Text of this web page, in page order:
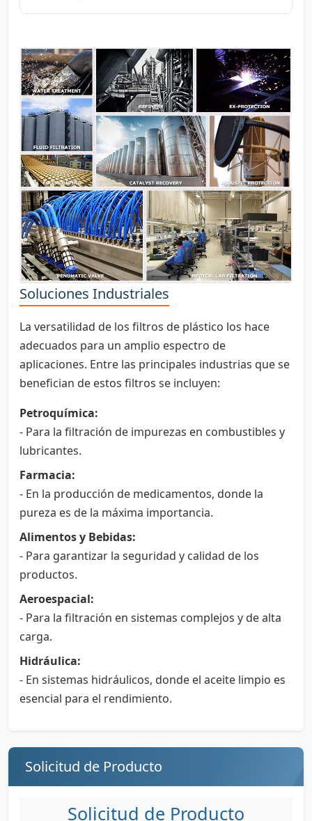
Soluciones Industriales
La versatilidad de los filtros de plástico los hace
adecuados para un amplio espectro de
aplicaciones. Entre las principales industrias que se
benefician de estos filtros se incluyen:
Petroquímica:
- Para la filtración de impurezas en combustibles y
lubricantes.
Farmacia:
- En la producción de medicamentos, donde la
pureza es de la máxima importancia.
Alimentos y Bebidas:
- Para garantizar la seguridad y calidad de los
productos.
Aeroespacial:
- Para la filtración en sistemas complejos y de alta
carga.
Hidráulica:
- En sistemas hidráulicos, donde el aceite limpio es
esencial para el rendimiento.
Solicitud de Producto
Solicitud de Producto